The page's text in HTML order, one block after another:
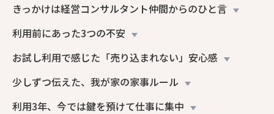
きっかけは経営コンサルタント仲間からのひと言
利用前にあった3つの不安
お試し利用で感じた「売り込まれない」安心感
少しずつ伝えた、我が家の家事ルール
利用3年、今では鍵を預けて仕事に集中